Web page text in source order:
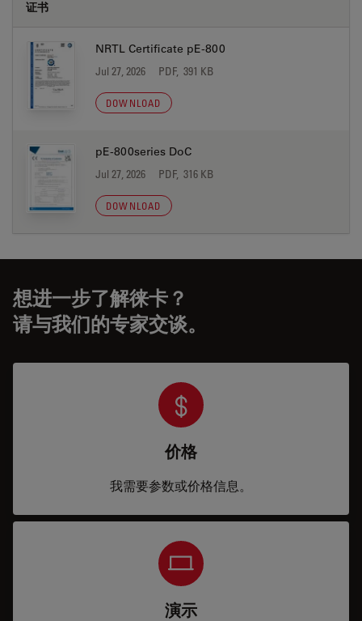
证书
NRTL Certificate pE-800
Jul 27, 2026 PDF, 391 KB
DOWNLOAD
pE-800series DoC
Jul 27, 2026 PDF, 316 KB
DOWNLOAD
想进一步了解徕卡？
请与我们的专家交谈。
价格
我需要参数或价格信息。
演示